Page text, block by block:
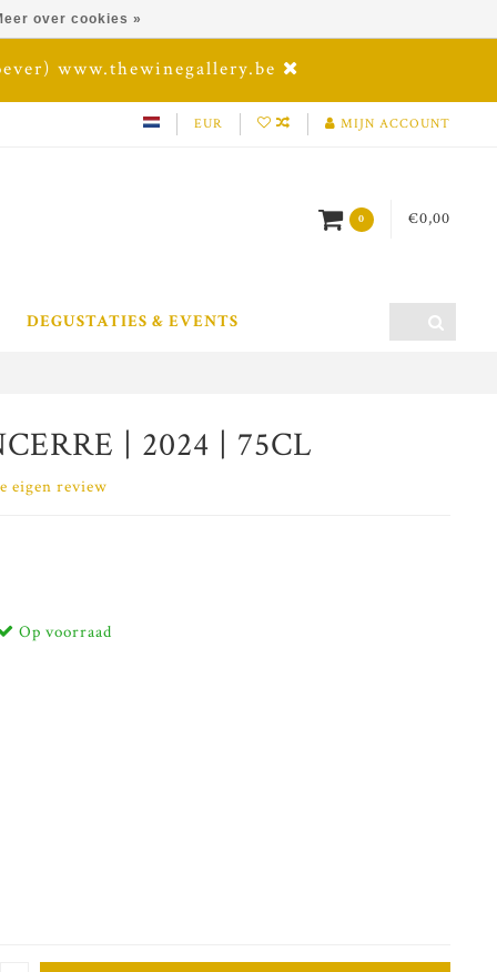
www.thewinegallery.be
EUR MIJN ACCOUNT
0 €0,00
DEGUSTATIES & EVENTS
| 2024 | 75CL
eigen review
Op voorraad
over cookies »